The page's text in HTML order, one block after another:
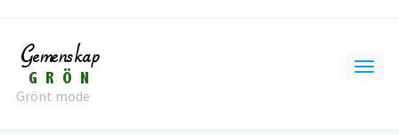
Grönt mode